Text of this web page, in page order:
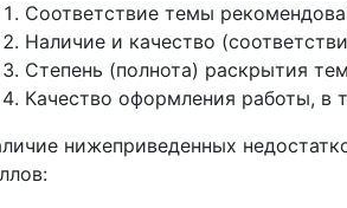
Соответствие темы
Наличие и качество
Степень (полнота) раскрытия
Качество оформления работы, в
нижеприведенных